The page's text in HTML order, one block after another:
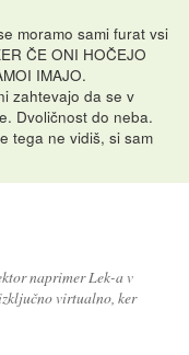
moramo sami furat vsi
ČE ONI HOČEJO
IMAJO.
zahtevajo da se v
Dvoličnost do neba.
tega ne vidiš, si sam
naprimer Lek-a v
virtualno, ker